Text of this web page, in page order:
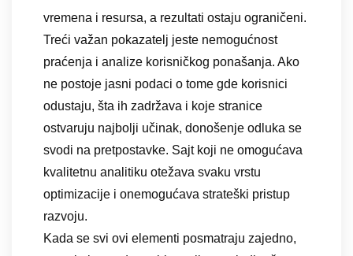
vremena i resursa, a rezultati ostaju ograničeni.
Treći važan pokazatelj jeste nemogućnost
praćenja i analize korisničkog ponašanja. Ako
ne postoje jasni podaci o tome gde korisnici
odustaju, šta ih zadržava i koje stranice
ostvaruju najbolji učinak, donošenje odluka se
svodi na pretpostavke. Sajt koji ne omogućava
kvalitetnu analitiku otežava svaku vrstu
optimizacije i onemogućava strateški pristup
razvoju.
Kada se svi ovi elementi posmatraju zajedno,